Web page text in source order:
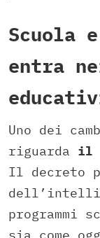
Scuola
entra
Uno dei
riguarda il
Il decreto
programmi
sia come